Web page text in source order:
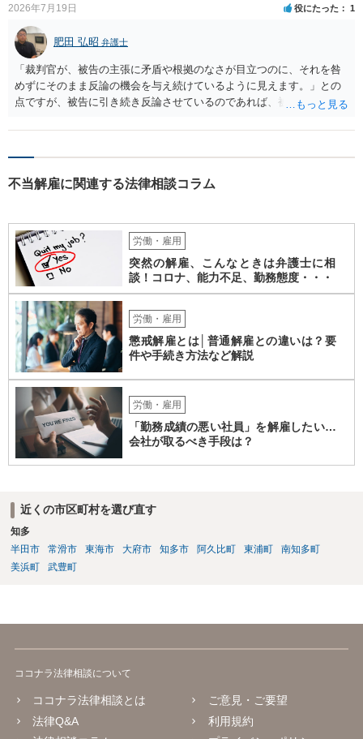
2026年7月19日 役にたった 1
肥田 弘昭 弁護士
「裁判官が、被告の主張に矛盾や根拠のなさが目立つのに、それを咎
めずにそのまま反論の機会を与え続けているように見えます。」との
点ですが、被告に引き続き反論させているのであれば、被告の主張が
くしている場合があります。被告がこれ以上ありませんと言えば終わ
不当解雇に関連する法律相談コラム
労働・雇用
突然の解雇、こんなときは弁護士に相
談！コロナ、能力不足、勤務態度・・・
労働・雇用
懲戒解雇とは│普通解雇との違いは？要
件や手続き方法など解説
労働・雇用
「勤務成績の悪い社員」を解雇したい…
会社が取るべき手段は？
近くの市区町村を選び直す
知多
半田市
常滑市 東海市 大府市 知多市 阿久比町 東浦町
南知多町
美浜町
武豊町
ココナラ法律相談について
ココナラ法律相談とは
法律Q&A
ご意見・ご要望
利用規約